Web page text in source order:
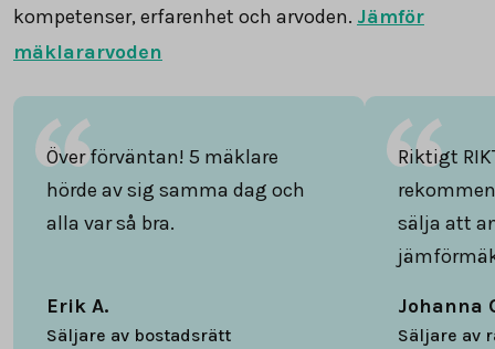
kompetenser, erfarenhet och arvoden. Jämför
mäklararvoden
Över förväntan! 5 mäklare
hörde av sig samma dag och
alla var så bra.
Erik A.
Säljare av bostadsrätt
Riktigt
sälja att
Johanna
Säljare av